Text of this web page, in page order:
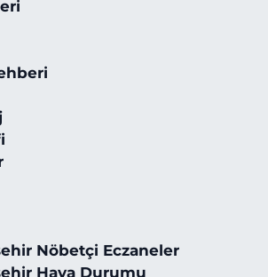
Nöbetçi Eczaneler
Hava Durumu